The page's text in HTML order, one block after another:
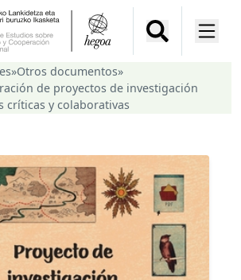
»Otros documentos»
de proyectos de investigación
críticas y colaborativas